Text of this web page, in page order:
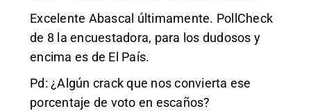
Excelente Abascal últimamente. PollCheck
de 8 la encuestadora, para los dudosos y
encima es de El País.
Pd: ¿Algún crack que nos convierta ese
porcentaje de voto en escaños?